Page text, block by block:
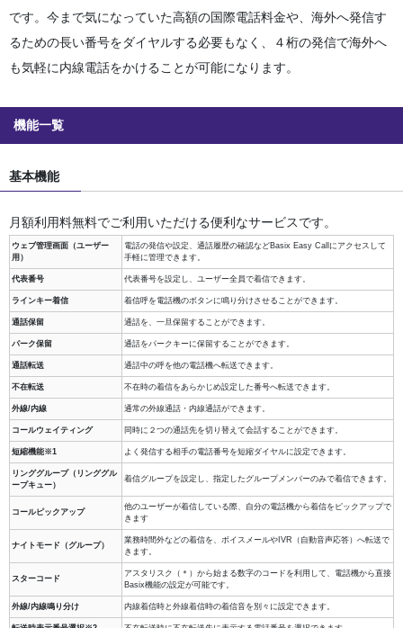
です。今まで気になっていた高額の国際電話料金や、海外へ発信す
るための長い番号をダイヤルする必要もなく、４桁の発信で海外へ
も気軽に内線電話をかけることが可能になります。
機能一覧
基本機能
月額利用料無料でご利用いただける便利なサービスです。
ウェブ管理画面（ユーザー
用）
電話の発信や設定、通話履歴の確認などBasix Easy Callにアクセスして
手軽に管理できます。
代表番号 代表番号を設定し、ユーザー全員で着信できます。
ラインキー着信 着信呼を電話機のボタンに鳴り分けさせることができます。
通話保留 通話を、一旦保留することができます。
パーク保留 通話をパークキーに保留することができます。
通話転送 通話中の呼を他の電話機へ転送できます。
不在転送 不在時の着信をあらかじめ設定した番号へ転送できます。
外線/内線 通常の外線通話・内線通話ができます。
コールウェイティング 同時に２つの通話先を切り替えて会話することができます。
短縮機能※1 よく発信する相手の電話番号を短縮ダイヤルに設定できます。
リンググループ（リンググル
ープキュー）
着信グループを設定し、指定したグループメンバーのみで着信できます。
コールピックアップ
他のユーザーが着信している際、自分の電話機から着信をピックアップで
きます
ナイトモード（グループ）
業務時間外などの着信を、ボイスメールやIVR（自動音声応答）へ転送で
きます。
スターコード
アスタリスク（＊）から始まる数字のコードを利用して、電話機から直接
Basix機能の設定が可能です。
外線/内線鳴り分け 内線着信時と外線着信時の着信音を別々に設定できます。